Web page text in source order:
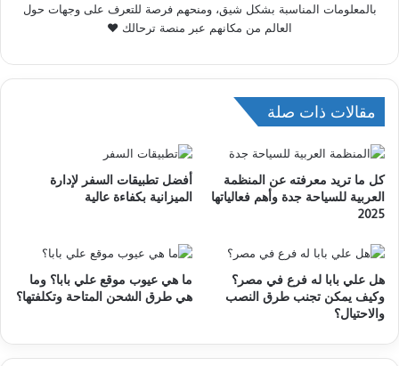
بالمعلومات المناسبة بشكل شيق، ومنحهم فرصة للتعرف على وجهات حول
العالم من مكانهم عبر منصة ترحالك ♥
مقالات ذات صلة
كل ما تريد معرفته عن المنظمة
العربية للسياحة جدة وأهم فعالياتها
2025
أفضل تطبيقات السفر لإدارة
الميزانية بكفاءة عالية
هل علي بابا له فرع في مصر؟
وكيف يمكن تجنب طرق النصب
والاحتيال؟
ما هي عيوب موقع علي بابا؟ وما
هي طرق الشحن المتاحة وتكلفتها؟